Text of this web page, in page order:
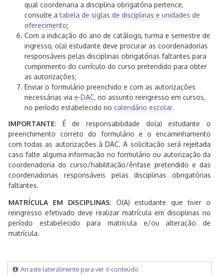
qual coordenaria a disciplina obrigatória pertence,
consulte atabela de siglas de disciplinas e unidades de
oferecimento;
Com a indicação do ano de catálogo, turma e semestre de
ingresso, o(a) estudante deve procurar as coordenadorias
responsáveis pelas disciplinas obrigatórias faltantes para
cumprimento do currículo do curso pretendido para obter
as autorizações;
Enviar o formulário preenchido e com as autorizações
necessárias via e-DAC, no assunto reingresso em cursos,
no período estabelecido no calendário escolar.
IMPORTANTE: É de responsabilidade do(a) estudante o
preenchimento correto do formulário e o encaminhamento
com todas as autorizações à DAC. A solicitação será rejeitada
caso falte alguma informação no formulário ou autorização da
coordenadoria do curso/habilitação/ênfase pretendido e das
coordenadorias responsáveis pelas disciplinas obrigatórias
faltantes.
MATRÍCULA EM DISCIPLINAS: O(A) estudante que tiver o
reingresso efetivado deve realizar matrícula em disciplinas no
período estabelecido para matrícula e/ou alteração de
matrícula.
Arraste lateralmente para ver o conteúdo